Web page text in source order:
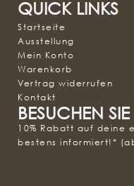
QUICK LINKS
Startseite
Ausstellung
Mein Konto
Warenkorb
Vertrag widerrufen
Kontakt
BESUCHEN
10% Rabatt auf deine
bestens informiert!*